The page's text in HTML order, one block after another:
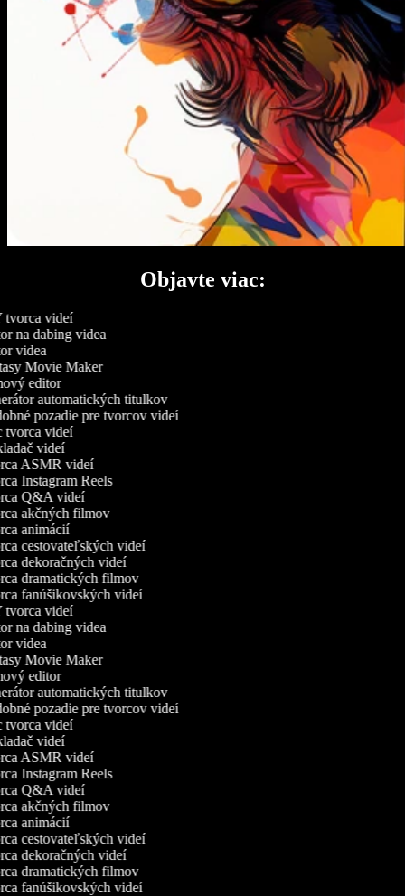
Objavte viac:
videí
na dabing videa
videa
Movie Maker
editor
automatických titulkov
pozadie pre tvorcov videí
videí
videí
ASMR videí
Instagram Reels
Q&A videí
akčných filmov
animácií
cestovateľských videí
dekoračných videí
dramatických filmov
fanúšikovských videí
videí
na dabing videa
videa
Movie Maker
editor
automatických titulkov
pozadie pre tvorcov videí
videí
videí
ASMR videí
Instagram Reels
Q&A videí
akčných filmov
animácií
cestovateľských videí
dekoračných videí
dramatických filmov
fanúšikovských videí